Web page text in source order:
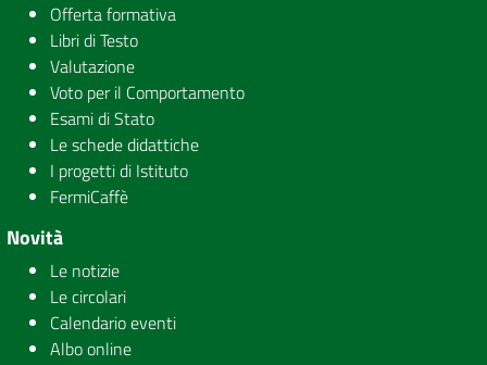
Offerta formativa
Libri di Testo
Valutazione
Voto per il Comportamento
Esami di Stato
Le schede didattiche
I progetti di Istituto
FermiCaffè
Novità
Le notizie
Le circolari
Calendario eventi
Albo online